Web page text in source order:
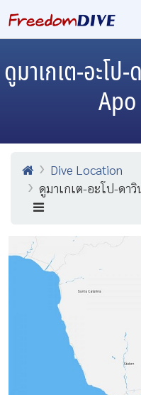
ดูมาเกเต-อะโ
Dive Location
ดูมาเกเต-อะโป-ดา